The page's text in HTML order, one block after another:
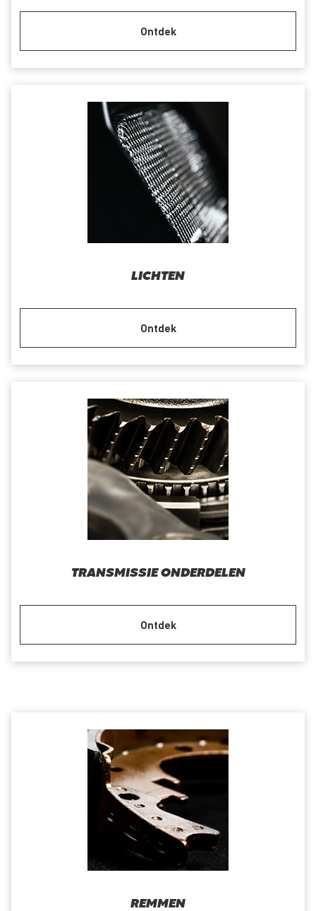
Ontdek
LICHTEN
Ontdek
TRANSMISSIE ONDERDELEN
Ontdek
REMMEN